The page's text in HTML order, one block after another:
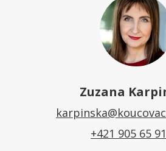
Zuzana
+421 905 65